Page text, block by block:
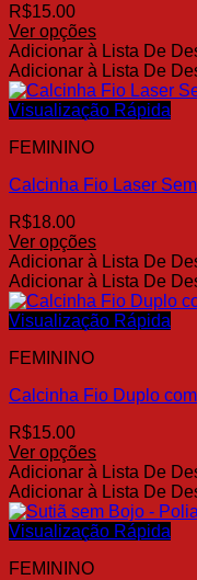
R$15.00
Ver opções
Este
produto
tem
várias
As
podem
escolhidas
na
página
do
produto
Adicionar à Lista De
Adicionar à Lista De
Visualização Rápida
FEMININO
Calcinha Fio Laser
R$18.00
Ver opções
Este
produto
tem
várias
As
podem
escolhidas
na
página
do
produto
Adicionar à Lista De
Adicionar à Lista De
Visualização Rápida
FEMININO
Calcinha Fio Duplo
R$15.00
Ver opções
Este
produto
tem
várias
As
Adicionar à Lista De
Adicionar à Lista De
Visualização Rápida
FEMININO